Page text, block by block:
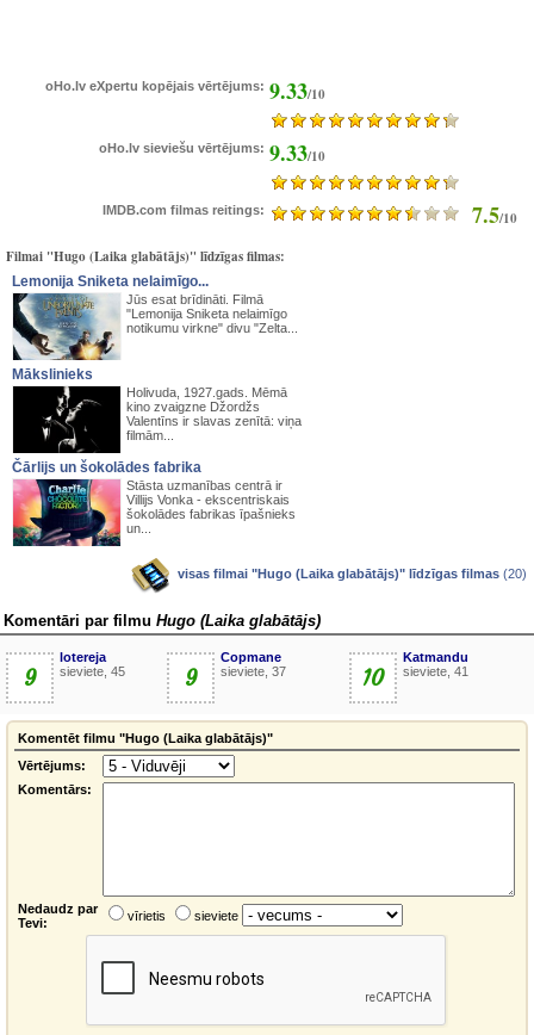
oHo.lv eXpertu kopējais vērtējums: 9.33/10
oHo.lv sieviešu vērtējums: 9.33/10
IMDB.com filmas reitings: 7.5/10
Filmai "Hugo (Laika glabātājs)" līdzīgas filmas:
Lemonija Sniketa nelaimīgo...
Jūs esat brīdināti. Filmā
"Lemonija Sniketa nelaimīgo
notikumu virkne" divu "Zelta...
Mākslinieks
Holivuda, 1927.gads. Mēmā
kino zvaigzne Džordžs
Valentīns ir slavas zenītā: viņa
filmām...
Čārlijs un šokolādes fabrika
Stāsta uzmanības centrā ir
Villijs Vonka - ekscentriskais
šokolādes fabrikas īpašnieks
un...
visas filmai "Hugo (Laika glabātājs)" līdzīgas filmas (20)
Komentāri par filmu Hugo (Laika glabātājs)
9
lotereja
sieviete, 45
9
Copmane
sieviete, 37
10
Katmandu
sieviete, 41
Komentēt filmu "Hugo (Laika glabātājs)"
Vērtējums:
Komentārs:
Nedaudz par
Tevi:
vīrietis sieviete